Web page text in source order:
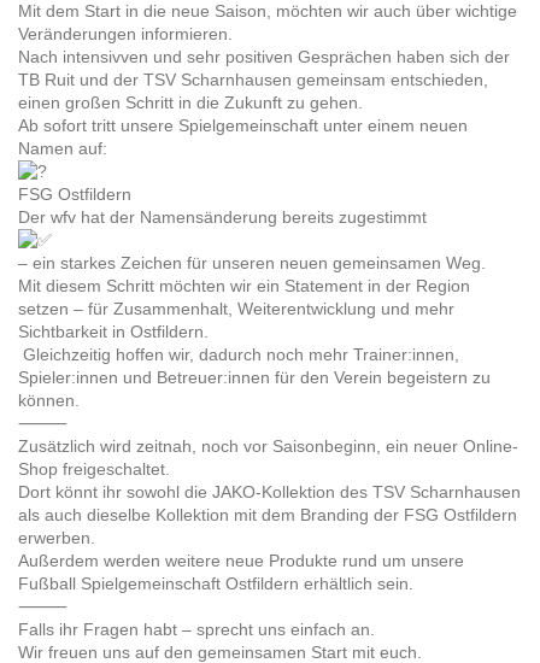
Mit dem Start in die neue Saison, möchten wir auch über wichtige
Veränderungen informieren.
Nach intensivven und sehr positiven Gesprächen haben sich der
TB Ruit und der TSV Scharnhausen gemeinsam entschieden,
einen großen Schritt in die Zukunft zu gehen.
Ab sofort tritt unsere Spielgemeinschaft unter einem neuen
Namen auf:
FSG Ostfildern
Der wfv hat der Namensänderung bereits zugestimmt
– ein starkes Zeichen für unseren neuen gemeinsamen Weg.
Mit diesem Schritt möchten wir ein Statement in der Region
setzen – für Zusammenhalt, Weiterentwicklung und mehr
Sichtbarkeit in Ostfildern.
Gleichzeitig hoffen wir, dadurch noch mehr Trainer:innen,
Spieler:innen und Betreuer:innen für den Verein begeistern zu
können.
⸻
Zusätzlich wird zeitnah, noch vor Saisonbeginn, ein neuer Online-
Shop freigeschaltet.
Dort könnt ihr sowohl die JAKO-Kollektion des TSV Scharnhausen
als auch dieselbe Kollektion mit dem Branding der FSG Ostfildern
erwerben.
Außerdem werden weitere neue Produkte rund um unsere
Fußball Spielgemeinschaft Ostfildern erhältlich sein.
⸻
Falls ihr Fragen habt – sprecht uns einfach an.
Wir freuen uns auf den gemeinsamen Start mit euch.